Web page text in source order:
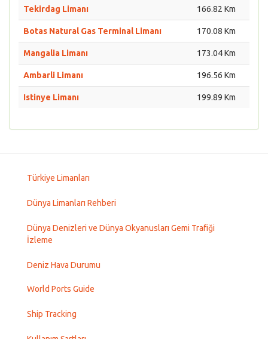
Tekirdag Limanı 166.82 Km
Botas Natural Gas Terminal Limanı 170.08 Km
Mangalia Limanı 173.04 Km
Ambarli Limanı 196.56 Km
Istinye Limanı 199.89 Km
Türkiye Limanları
Dünya Limanları Rehberi
Dünya Denizleri ve Dünya Okyanusları Gemi Trafiği
İzleme
Deniz Hava Durumu
World Ports Guide
Ship Tracking